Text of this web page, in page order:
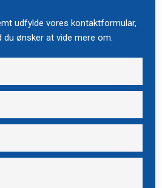
udfylde vores kontaktformular,
du ønsker at vide mere om.​